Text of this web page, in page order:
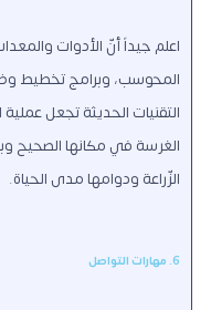
اعلم جيداً أنّ الأدوات
المحوسب، وبرامج تخطيط
التقنيات الحديثة تجعل
الغرسة في مكانها الصحيح
الزّراعة ودوامها مدى الحياة.
6. مهارات التواصل